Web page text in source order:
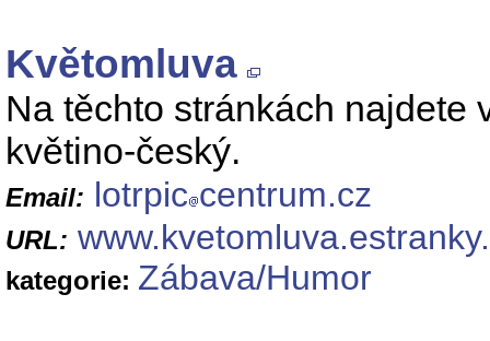
Květomluva
Na těchto stránkách najdete
květino-český.
Email: lotrpic centrum.cz
URL:
kategorie: Zábava/Humor